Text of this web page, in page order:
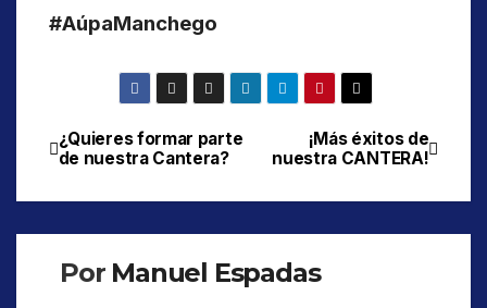
#AúpaManchego
Navegación
de
entradas
¡Más éxitos de
nuestra CANTERA!
¿Quieres formar parte
de nuestra Cantera?
Por Manuel Espadas